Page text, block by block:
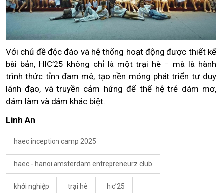
Với chủ đề độc đáo và hệ thống hoạt động được thiết kế
bài bản, HIC’25 không chỉ là một trại hè – mà là hành
trình thức tỉnh đam mê, tạo nền móng phát triển tư duy
lãnh đạo, và truyền cảm hứng để thế hệ trẻ dám mơ,
dám làm và dám khác biệt.
Linh An
haec inception camp 2025
haec - hanoi amsterdam entrepreneurz club
khởi nghiệp trại hè hic’25